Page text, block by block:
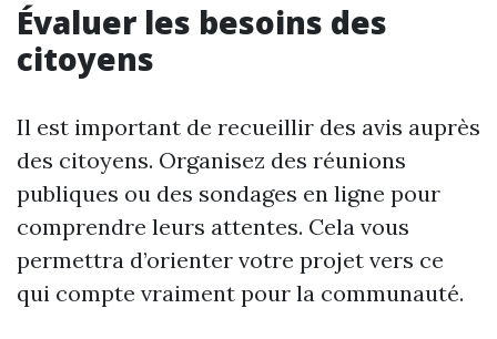
Évaluer les besoins des
citoyens
Il est important de recueillir des avis auprès
des citoyens. Organisez des réunions
publiques ou des sondages en ligne pour
comprendre leurs attentes. Cela vous
permettra d’orienter votre projet vers ce
qui compte vraiment pour la communauté.